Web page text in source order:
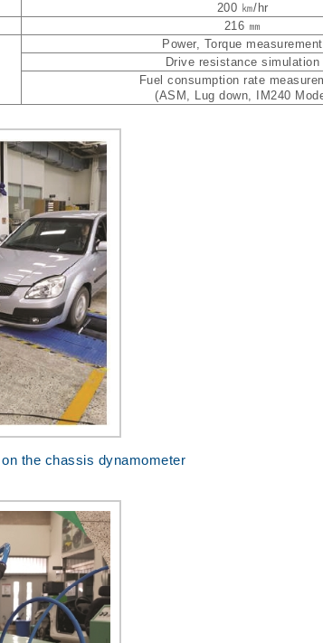
200 ㎞/hr
216 ㎜
Power, Torque measurement
Drive resistance simulation
Fuel consumption rate
(ASM, Lug down, IM240
the chassis dynamometer